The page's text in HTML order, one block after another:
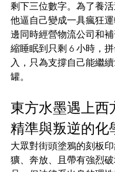
剩下三位數字。為了養活
他逼自己變成一具瘋狂
邊同時經營物流公司和
縮睡眠到只剩 6 小時，
入，只為支撐自己能繼
罐。
東方水墨遇上西
精準與叛逆的化
大眾對街頭塗鴉的刻板
獷、奔放、且帶有強烈